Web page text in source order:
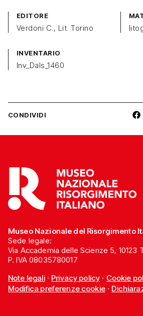
EDITORE
Verdoni C., Lit. Torino
INVENTARIO
Inv_Dals_1460
CONDIVIDI
Museo Nazionale del Risorgimento
Sede legale:
Via Accademia delle Scienze 5, 10123
P. IVA 08035780017
Note legali· Privacy policy · Cookie
Modifica preferenze cookie·